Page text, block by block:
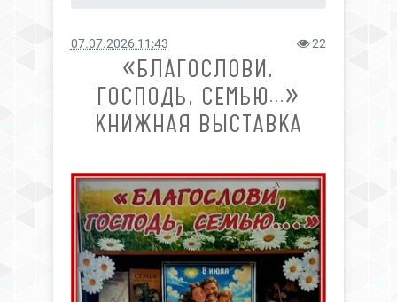
07.07.2026 11:43 22
«БЛАГОСЛОВИ,
ГОСПОДЬ, СЕМЬЮ...»
КНИЖНАЯ ВЫСТАВКА